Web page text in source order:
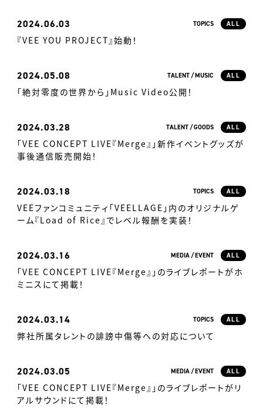
2024 06.03 TOPICS ALL
『VEE YOU PROJECT』始動！
2024 05.08 TALENT MUSIC ALL
「絶対零度の世界から」Music Video公開！
2024 03.28 TALENT GOODS ALL
「VEE CONCEPT LIVE『Merge』」新作イベントグッズが
事後通信販売開始！
2024 03.18 TOPICS ALL
VEEファンコミュニティ「VEELLAGE」内のオリジナルゲ
ーム『Load of Rice』でレベル報酬を実装！
2024 03.16 MEDIA EVENT ALL
「VEE CONCEPT LIVE『Merge』」のライブレポートがホ
ミニスにて掲載！
2024 03.14 TOPICS ALL
弊社所属タレントの誹謗中傷等への対応について
2024 03.05 MEDIA EVENT ALL
「VEE CONCEPT LIVE『Merge』」のライブレポートがリ
アルサウンドにて掲載！